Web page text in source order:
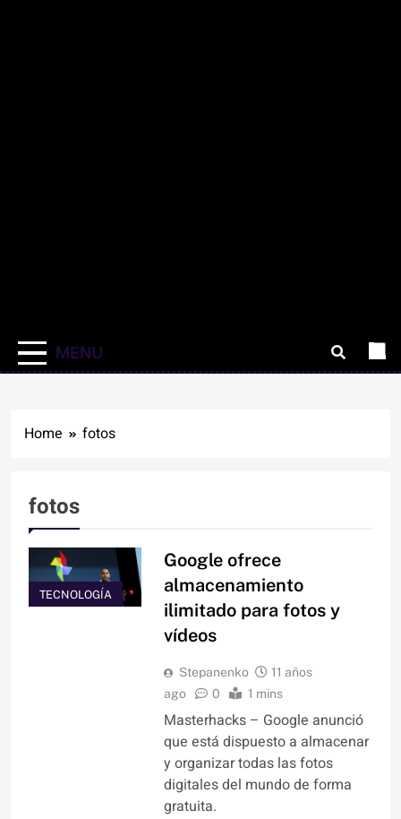
MENU
Home fotos
fotos
TECNOLOGÍA
Google ofrece
almacenamiento
ilimitado para fotos y
vídeos
Stepanenko
11 años
ago
0 1 mins
Masterhacks – Google anunció
que está dispuesto a almacenar
y organizar todas las fotos
digitales del mundo de forma
gratuita.